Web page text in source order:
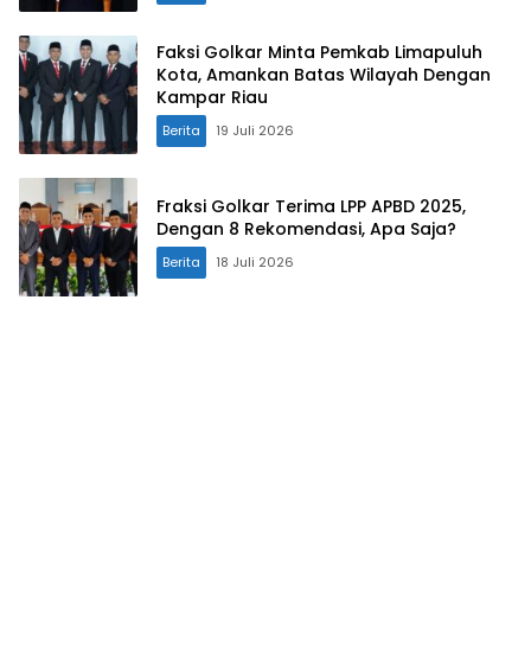
Faksi Golkar Minta Pemkab Limapuluh
Kota, Amankan Batas Wilayah Dengan
Kampar Riau
Berita 19 Juli 2026
Fraksi Golkar Terima LPP APBD 2025,
Dengan 8 Rekomendasi, Apa Saja?
Berita 18 Juli 2026